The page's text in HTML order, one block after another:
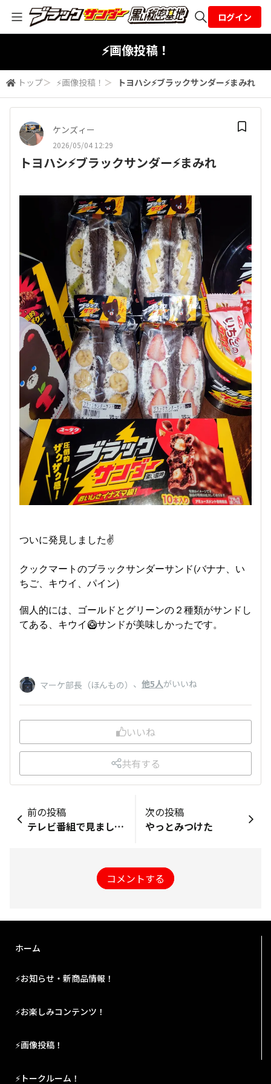
ログイン
⚡画像投稿！
トップ＞ ⚡画像投稿！ ＞ トヨハシ⚡️ブラックサンダー⚡️まみれ
ケンズィー
2026/05/04 12:29
トヨハシ⚡️ブラックサンダー⚡️まみれ
ついに発見しました✌
クックマートのブラックサンダーサンド(バナナ、い
ちご、キウイ、パイン)
個人的には、ゴールドとグリーンの２種類がサンドし
てある、キウイ🥝サンドが美味しかったです。
マーケ部長（ほんもの） 、 他5人がいいね
いいね
共有する
前の投稿
テレビ番組で見ました😊
次の投稿
やっとみつけた
コメントする
ホーム
⚡お知らせ・新商品情報！
⚡お楽しみコンテンツ！
⚡画像投稿！
⚡トークルーム！